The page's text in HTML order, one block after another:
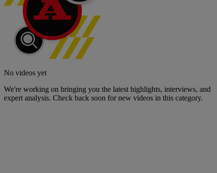
No videos yet
We're working on bringing you the latest highlights, interviews, and
expert analysis. Check back soon for new videos in this category.